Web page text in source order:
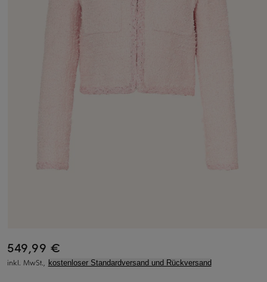
549,99 €
inkl. MwSt., kostenloser Standardversand und Rückversand